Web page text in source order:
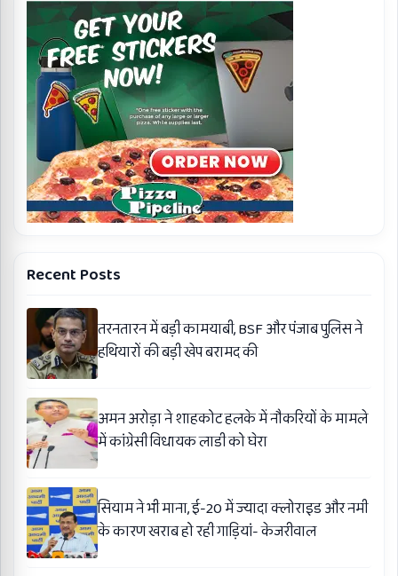
Recent Posts
तरनतारन में बड़ी कामयाबी, BSF और पंजाब पुलिस ने
हथियारों की बड़ी खेप बरामद की
अमन अरोड़ा ने शाहकोट हलके में नौकरियों के मामले
में कांग्रेसी विधायक लाडी को घेरा
सियाम ने भी माना, ई-20 में ज्यादा क्लोराइड और नमी
के कारण खराब हो रही गाड़ियां- केजरीवाल